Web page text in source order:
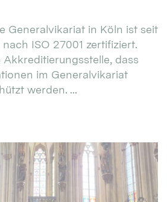
Generalvikariat in Köln ist seit
ISO 27001 zertifiziert.
dass
im Generalvikariat
werden. ...